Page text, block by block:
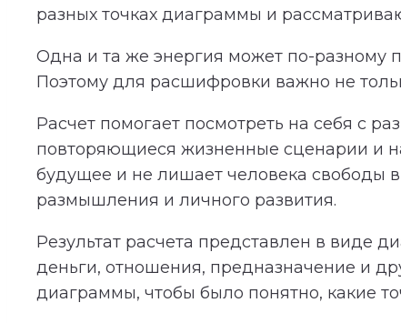
разных точках диаграммы и
Одна и та же энергия может по-разному
Поэтому для расшифровки важно не
Расчет помогает посмотреть на себя с
повторяющиеся жизненные сценарии и
будущее и не лишает человека свободы
размышления и личного развития.
Результат расчета представлен в виде
деньги, отношения, предназначение и
диаграммы, чтобы было понятно, какие